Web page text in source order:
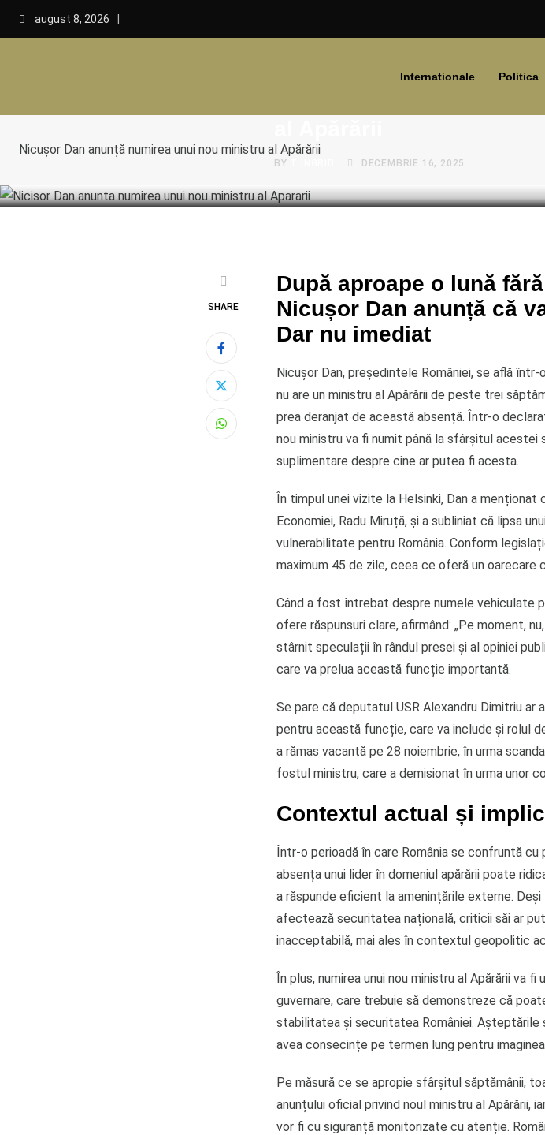
august 8, 2026
Internationale Politica
Nicușor Dan anunță numirea unui nou ministru al Apărării
BY DECEMBRIE 16, 2025
SHARE
Whatsapp
După aproape o lună
Nicușor Dan anunță că
Dar nu imediat
Nicușor Dan, președintele României, se află
nu are un ministru al Apărării de peste trei
prea deranjat de această absență. Într-o
nou ministru va fi numit până la sfârșitul
suplimentare despre cine ar putea fi acesta.
În timpul unei vizite la Helsinki, Dan a
Economiei, Radu Miruță, și a subliniat că lipsa
vulnerabilitate pentru România. Conform
maximum 45 de zile, ceea ce oferă un
Când a fost întrebat despre numele vehiculate
ofere răspunsuri clare, afirmând: „Pe moment,
stârnit speculații în rândul presei și al opiniei
care va prelua această funcție importantă.
Se pare că deputatul USR Alexandru Dimitriu ar
pentru această funcție, care va include și rolul
a rămas vacantă pe 28 noiembrie, în urma
fostul ministru, care a demisionat în urma unor
Contextul actual și
Într-o perioadă în care România se confruntă
absența unui lider în domeniul apărării poate
a răspunde eficient la amenințările externe.
afectează securitatea națională, criticii săi ar
inacceptabilă, mai ales în contextul geopolitic
În plus, numirea unui nou ministru al Apărării va
guvernare, care trebuie să demonstreze că
stabilitatea și securitatea României. Așteptările
avea consecințe pe termen lung pentru
Pe măsură ce se apropie sfârșitul săptămânii,
anunțului oficial privind noul ministru al Apărării,
vor fi cu siguranță monitorizate cu atenție.